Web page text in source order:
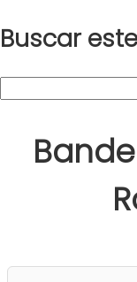
Buscar